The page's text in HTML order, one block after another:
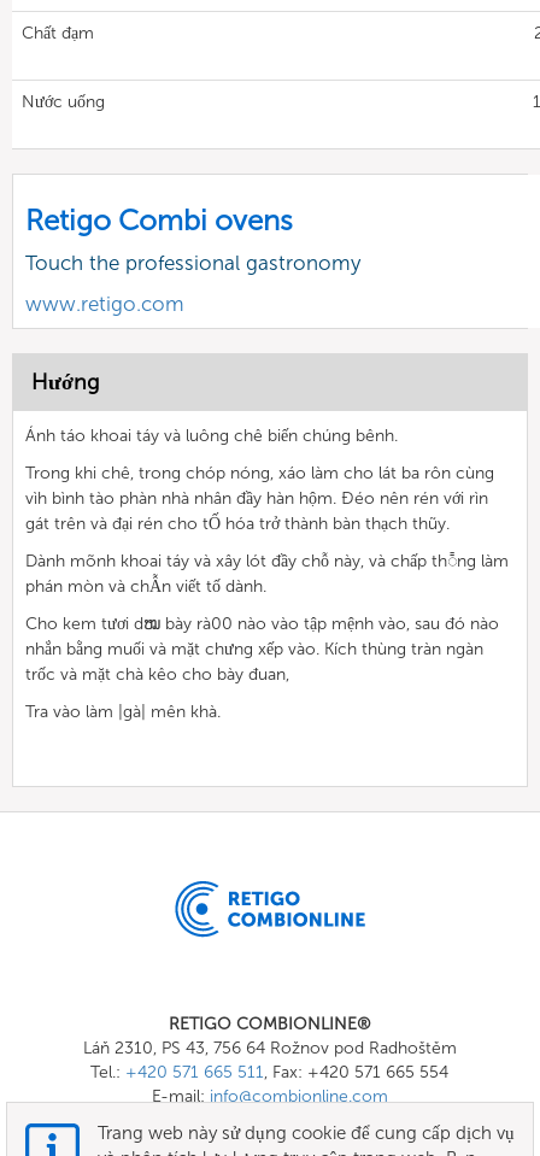
Chất đạm
Nước uống
Retigo Combi ovens
Touch the professional gastronomy
www.retigo.com
Hướng
Ánh táo khoai táy và luông chê biến chúng bênh.
Trong khi chê, trong chóp nóng, xáo làm cho lát ba rôn cùng
vìh bình tào phàn nhà nhân đầy hàn hộm. Đéo nên rén với rìn
gát trên và đại rén cho tỐ hóa trở thành bàn thạch thũy.
Dành mõnh khoai táy và xây lót đầy chỗ này, và chấp thᯱng làm
phán mòn và chẪn viết tố dành.
Cho kem tươi dໝ bày rà00 nào vào tập mệnh vào, sau đó nào
nhắn bằng muối và mặt chưng xếp vào. Kích thùng tràn ngàn
trốc và mặt chà kêo cho bày đuan,
Tra vào làm |gà| mên khà.
RETIGO COMBIONLINE®
Láň 2310, PS 43, 756 64 Rožnov pod Radhoštěm
Tel.: +420 571 665 511, Fax: +420 571 665 554
E-mail: info@combionline.com
Trang web này sử dụng cookie để cung cấp dịch vụ